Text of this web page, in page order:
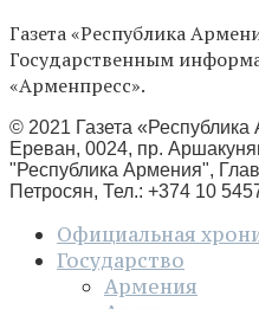
Газета «Республика
Государственным
«Арменпресс».
© 2021 Газета
Ереван, 0024, пр.
"Республика Армения",
Петросян, Тел.: +374 10
Официальная
Государство
Армения